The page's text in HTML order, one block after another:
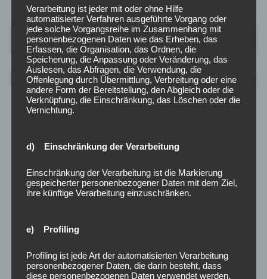
Daniel
Kessler
Altersobmann
Verarbeitung ist jeder mit oder ohne Hilfe
automatisierter Verfahren ausgeführte Vorgang oder
jede solche Vorgangsreihe im Zusammenhang mit
personenbezogenen Daten wie das Erheben, das
Erfassen, die Organisation, das Ordnen, die
Speicherung, die Anpassung oder Veränderung, das
Auslesen, das Abfragen, die Verwendung, die
Offenlegung durch Übermittlung, Verbreitung oder eine
andere Form der Bereitstellung, den Abgleich oder die
Verknüpfung, die Einschränkung, das Löschen oder die
Vernichtung.
d) Einschränkung der Verarbeitung
Einschränkung der Verarbeitung ist die Markierung
gespeicherter personenbezogener Daten mit dem Ziel,
ihre künftige Verarbeitung einzuschränken.
e) Profiling
Profiling ist jede Art der automatisierten Verarbeitung
personenbezogener Daten, die darin besteht, dass
diese personenbezogenen Daten verwendet werden,